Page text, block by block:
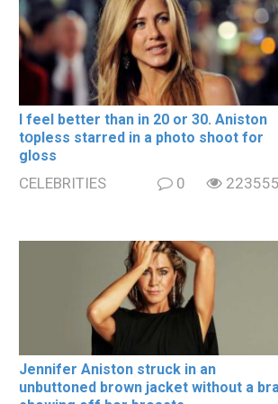
I feel better than in 20 or 30. Aniston
tօpless starred in a photo shoot for
gloss
CELEBRITIES 0 223555
Jennifer Aniston struck in an
unbuttoned brown jacket without a